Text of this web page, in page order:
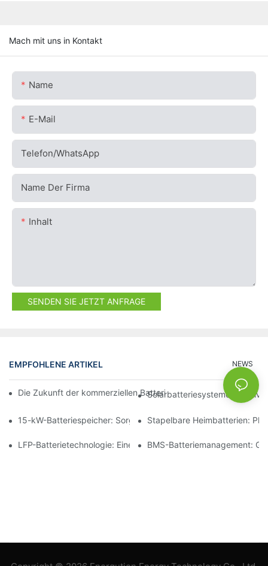
Mach mit uns in Kontakt
Name
E-Mail
Telefon/WhatsApp
Name Der Firma
Inhalt
SENDEN SIE JETZT ANFRAGE
EMPFOHLENE ARTIKEL NEWS
Die Zukunft der kommerziellen Batteriespeicherung: Trends
Solarbatteriesysteme für
15-kW-Batteriespeicher: Sorgen Sie für eine sichere
Stapelbare Heimbatterien:
LFP-Batterietechnologie: Eine nachhaltige Wahl für die
BMS-Batteriemanagement: